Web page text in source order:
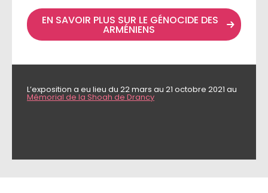
EN SAVOIR PLUS SUR LE GÉNOCIDE DES
ARMÉNIENS
L’exposition a eu lieu du 22 mars au 21 octobre 2021 au
Mémorial de la Shoah de Drancy